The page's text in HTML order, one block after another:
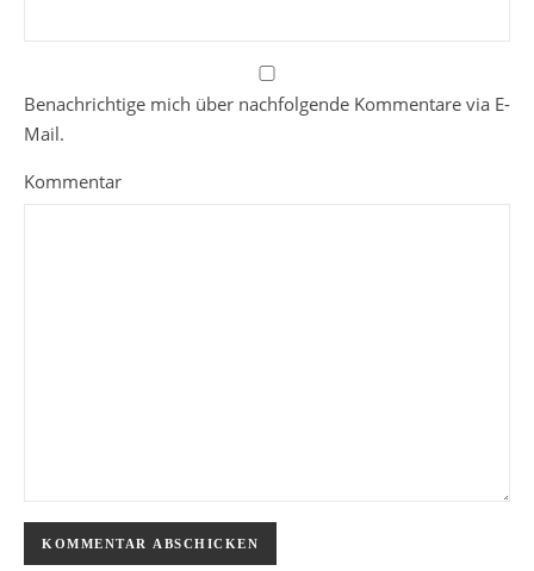
Benachrichtige mich über nachfolgende Kommentare via E-
Mail.
Kommentar